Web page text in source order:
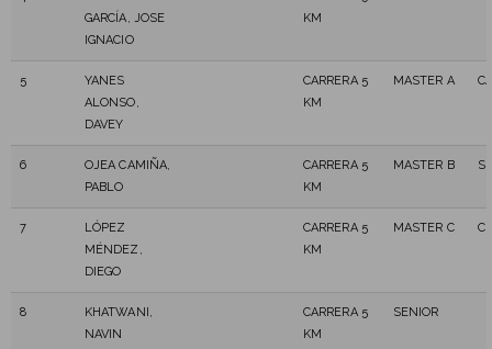
GARCÍA, JOSE
IGNACIO
KM
5
YANES
ALONSO,
DAVEY
CARRERA 5
KM
MASTER A
6
OJEA CAMIÑA,
PABLO
CARRERA 5
KM
MASTER B
7
LÓPEZ
MÉNDEZ,
DIEGO
CARRERA 5
KM
MASTER C
8
KHATWANI,
NAVIN
CARRERA 5
KM
SENIOR